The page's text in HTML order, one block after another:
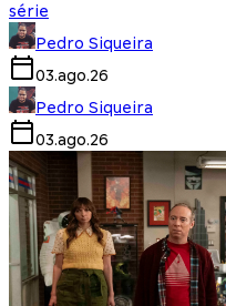
série
Pedro Siqueira
03.ago.26
Pedro Siqueira
03.ago.26